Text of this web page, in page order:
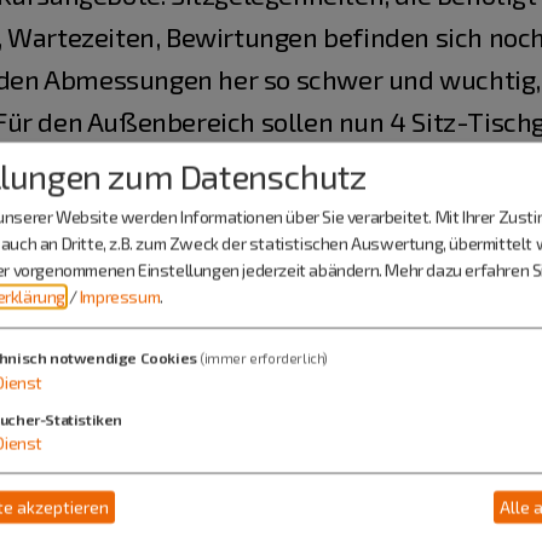
Bewirtungen befinden sich
Abmessungen her so schwer und
den Außenbereich sollen nun 4 Sitz-
werden, dass sie auch thematisch zum
Rahmen aus Nadelrundhölzer.
kein Metall.
zum Datenschutz
Website werden Informationen über Sie verarbeitet. Mit Ihrer
an Dritte, z.B. zum Zweck der statistischen Auswertung, übermittelt
vorgenommenen Einstellungen jederzeit abändern. Mehr dazu erfahren
/Impressum.
notwendige Cookies (immer erforderlich)
Statistiken
akzeptieren Alle